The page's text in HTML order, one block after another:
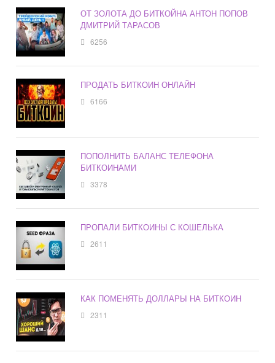
ОТ ЗОЛОТА ДО БИТКОЙНА АНТОН ПОПОВ
ДМИТРИЙ ТАРАСОВ
6256
ПРОДАТЬ БИТКОИН ОНЛАЙН
6166
ПОПОЛНИТЬ БАЛАНС ТЕЛЕФОНА
БИТКОИНАМИ
3378
ПРОПАЛИ БИТКОИНЫ С КОШЕЛЬКА
2611
КАК ПОМЕНЯТЬ ДОЛЛАРЫ НА БИТКОИН
2311